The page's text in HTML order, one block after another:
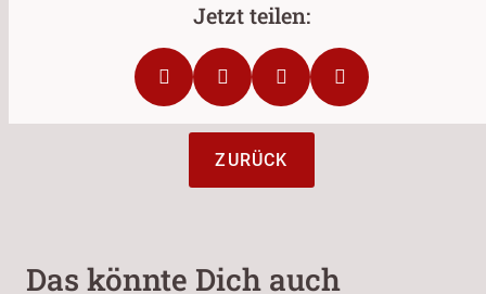
ZURÜCK
Das könnte Dich auch